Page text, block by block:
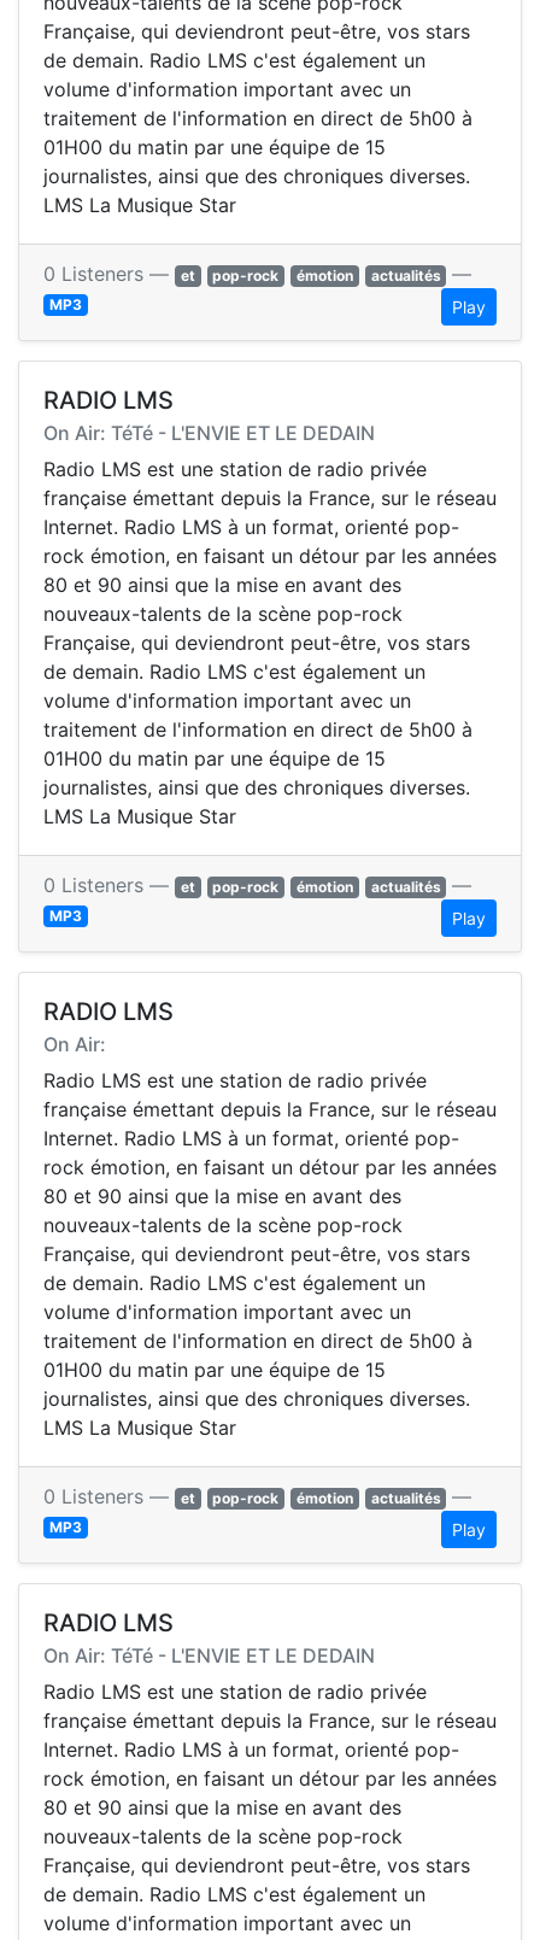
Française, qui deviendront peut-être, vos stars
de demain. Radio LMS c'est également un
volume d'information important avec un
traitement de l'information en direct de 5h00 à
01H00 du matin par une équipe de 15
journalistes, ainsi que des chroniques diverses.
LMS La Musique Star
0 Listeners — et pop-rock émotion actualités —
MP3 Play
RADIO LMS
On Air: TéTé - L'ENVIE ET LE DEDAIN
Radio LMS est une station de radio privée
française émettant depuis la France, sur le réseau
Internet. Radio LMS à un format, orienté pop-
rock émotion, en faisant un détour par les années
80 et 90 ainsi que la mise en avant des
nouveaux-talents de la scène pop-rock
Française, qui deviendront peut-être, vos stars
de demain. Radio LMS c'est également un
volume d'information important avec un
traitement de l'information en direct de 5h00 à
01H00 du matin par une équipe de 15
journalistes, ainsi que des chroniques diverses.
LMS La Musique Star
0 Listeners — et pop-rock émotion actualités —
MP3 Play
RADIO LMS
On Air:
Radio LMS est une station de radio privée
française émettant depuis la France, sur le réseau
Internet. Radio LMS à un format, orienté pop-
rock émotion, en faisant un détour par les années
80 et 90 ainsi que la mise en avant des
nouveaux-talents de la scène pop-rock
Française, qui deviendront peut-être, vos stars
de demain. Radio LMS c'est également un
volume d'information important avec un
traitement de l'information en direct de 5h00 à
01H00 du matin par une équipe de 15
journalistes, ainsi que des chroniques diverses.
LMS La Musique Star
0 Listeners — et pop-rock émotion actualités —
MP3 Play
RADIO LMS
On Air: TéTé - L'ENVIE ET LE DEDAIN
Radio LMS est une station de radio privée
française émettant depuis la France, sur le réseau
Internet. Radio LMS à un format, orienté pop-
rock émotion, en faisant un détour par les années
80 et 90 ainsi que la mise en avant des
nouveaux-talents de la scène pop-rock
Française, qui deviendront peut-être, vos stars
de demain. Radio LMS c'est également un
volume d'information important avec un